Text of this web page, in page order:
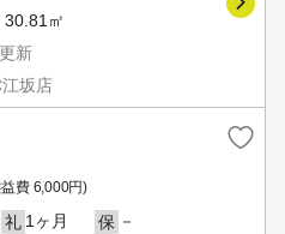
㎡
更新
坂店
費 6,000円)
礼 1ヶ月 保 －